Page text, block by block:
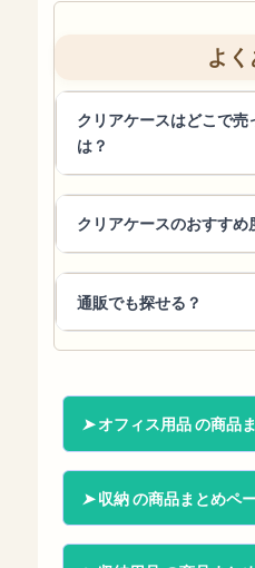
よ
クリアケースはどこで
は？
クリアケースのおすすめ
通販でも探せる？
オフィス用品 の商品
収納 の商品まとめペ